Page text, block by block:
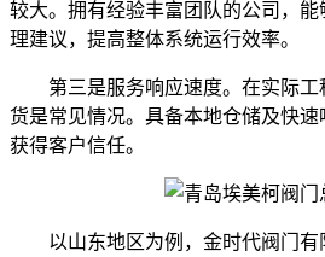
较大。拥有经验丰富团队的公司，
理建议，提高整体系统运行效率。
第三是服务响应速度。在实际
货是常见情况。具备本地仓储及快
获得客户信任。
以山东地区为例，金时代阀门